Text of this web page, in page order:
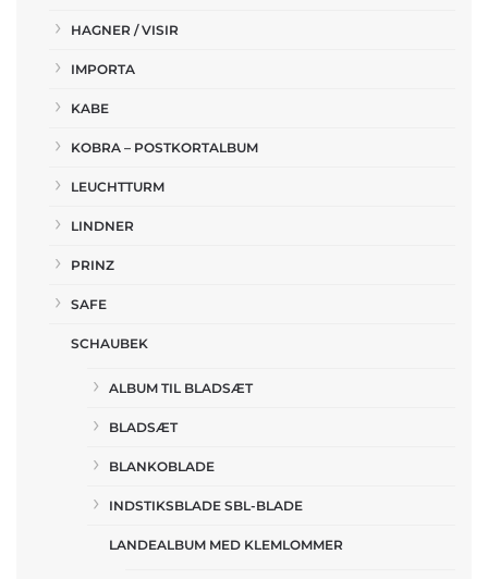
HAGNER / VISIR
IMPORTA
KABE
KOBRA – POSTKORTALBUM
LEUCHTTURM
LINDNER
PRINZ
SAFE
SCHAUBEK
ALBUM TIL BLADSÆT
BLADSÆT
BLANKOBLADE
INDSTIKSBLADE SBL-BLADE
LANDEALBUM MED KLEMLOMMER